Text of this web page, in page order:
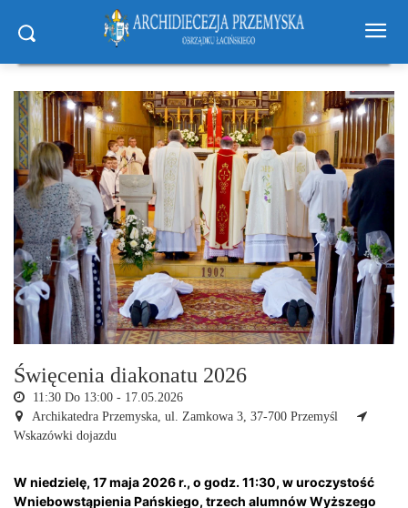
Święcenia diakonatu 2026
11:30 Do 13:00 - 17.05.2026
Archikatedra Przemyska, ul. Zamkowa 3, 37-700 Przemyśl
Wskazówki dojazdu
W niedzielę, 17 maja 2026 r., o godz. 11:30, w uroczystość
Wniebowstąpienia Pańskiego, trzech alumnów Wyższego